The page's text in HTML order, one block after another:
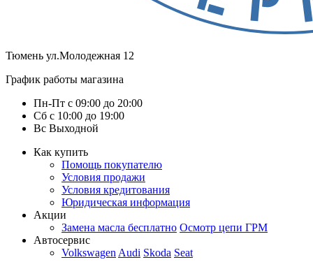
Тюмень ул.Молодежная 12
График работы магазина
Пн-Пт с 09:00 до 20:00
Сб с 10:00 до 19:00
Вс Выходной
Как купить
Помощь покупателю
Условия продажи
Условия кредитования
Юридическая информация
Акции
Замена масла бесплатно Осмотр цепи ГРМ
Автосервис
Volkswagen Audi Skoda Seat